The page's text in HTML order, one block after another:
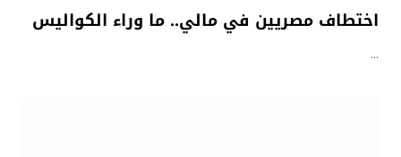
اختطاف مصريين في مالي.. ما وراء الكواليس
…